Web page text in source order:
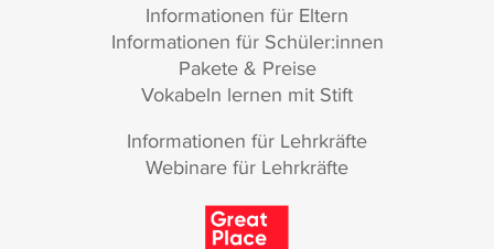
Informationen für Eltern
Informationen für Schüler:innen
Pakete & Preise
Vokabeln lernen mit Stift
Informationen für Lehrkräfte
Webinare für Lehrkräfte